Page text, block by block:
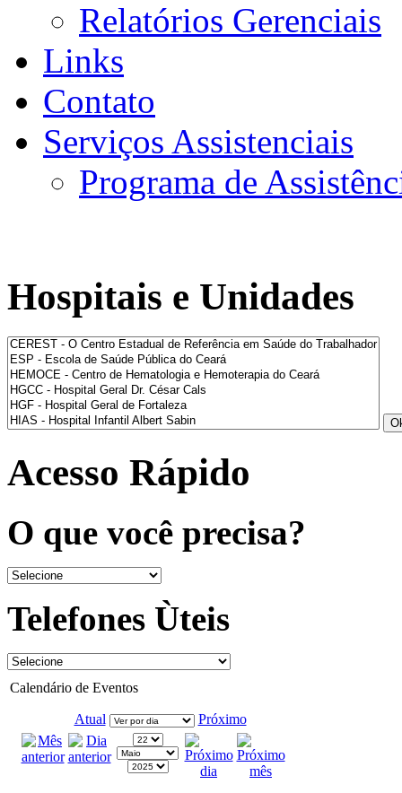
Relatórios Gerenciais
Links
Contato
Serviços Assistenciais
Programa de
Hospitais e Unidades
Acesso Rápido
O que você precisa?
Telefones Ùteis
Calendário de Eventos
Atual Próximo